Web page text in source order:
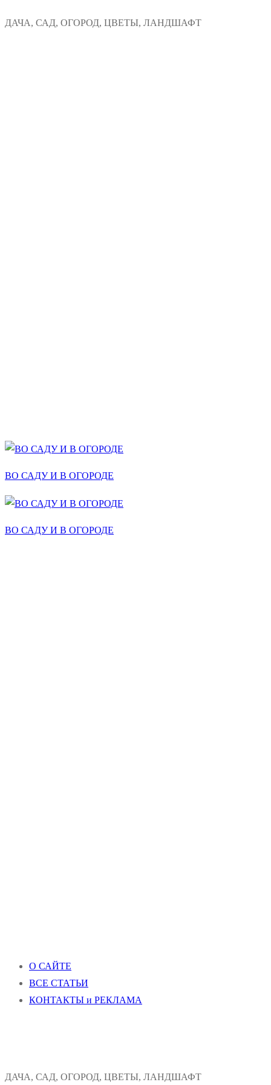
к
ДАЧА, САД, ОГОРОД, ЦВЕТЫ, ЛАНДШАФТ
ВО САДУ И В ОГОРОДЕ
ВО САДУ И В ОГОРОДЕ
О САЙТЕ
ВСЕ СТАТЬИ
КОНТАКТЫ и РЕКЛАМА
ДАЧА, САД, ОГОРОД, ЦВЕТЫ, ЛАНДШАФТ